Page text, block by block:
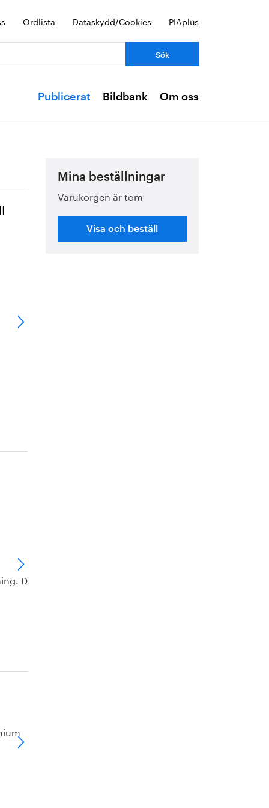
Ordlista Dataskydd/Cookies PIAplus
Publicerat Bildbank Om oss
D
Mina beställningar
Varukorgen är tom
Visa och beställ